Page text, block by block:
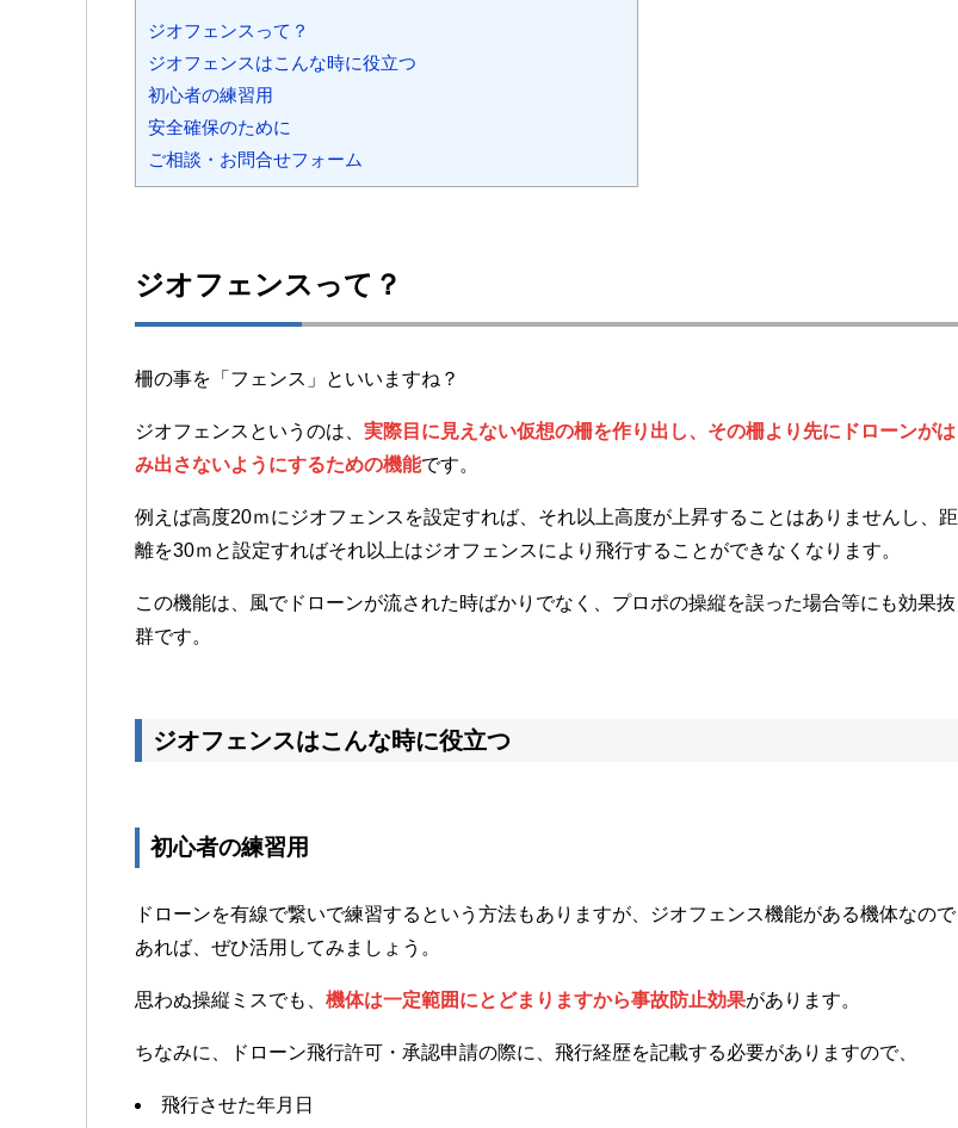
ジオフェンスって？
ジオフェンスはこんな時に役立つ
初心者の練習用
安全確保のために
ご相談・お問合せフォーム
ジオフェンスって？
柵の事を「フェンス」といいますね？
ジオフェンスというのは、 実際目に見えない仮想の柵を作り出し、その柵より先にドローンがは
み出さないようにするための機能です。
例えば高度20ｍにジオフェンスを設定すれば、それ以上高度が上昇することはありませんし、距
離を30ｍと設定すればそれ以上はジオフェンスにより飛行することができなくなります。
この機能は、風でドローンが流された時ばかりでなく、プロポの操縦を誤った場合等にも効果抜
群です。
ジオフェンスはこんな時に役立つ
初心者の練習用
ドローンを有線で繋いで練習するという方法もありますが、ジオフェンス機能がある機体なので
あれば、ぜひ活用してみましょう。
思わぬ操縦ミスでも、 機体は一定範囲にとどまりますから事故防止効果があります。
ちなみに、ドローン飛行許可・承認申請の際に、飛行経歴を記載する必要がありますので、
飛行させた年月日